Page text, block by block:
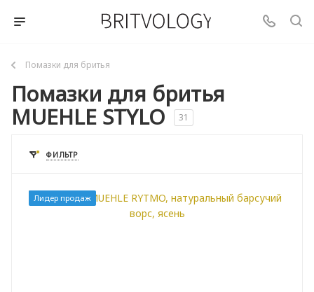
Помазки для бритья
Помазки для бритья
MUEHLE STYLO
31
ФИЛЬТР
Лидер продаж